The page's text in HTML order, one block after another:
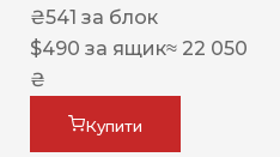
₴541 за блок
$490 за ящик≈ 22 050
₴
Купити